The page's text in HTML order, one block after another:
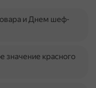
и Днем шеф-
значение красного